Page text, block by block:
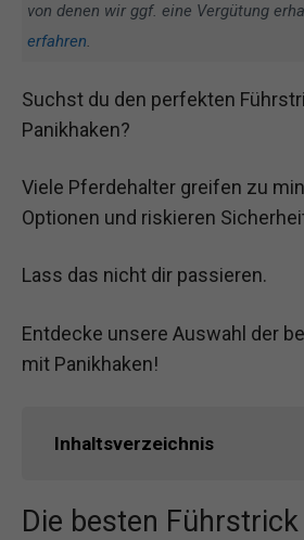
von denen wir ggf. eine Vergütung
erfahren.
Suchst du den perfekten
Panikhaken?
Viele Pferdehalter greifen zu
Optionen und riskieren
Lass das nicht dir passieren.
Entdecke unsere Auswahl der
mit Panikhaken!
Inhaltsverzeichnis
Die besten Führstrick